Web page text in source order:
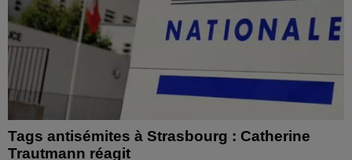
Tags antisémites à Strasbourg : Catherine
Trautmann réagit